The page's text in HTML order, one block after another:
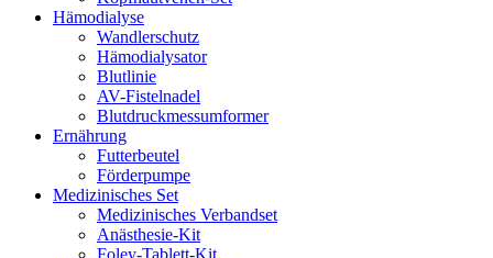
Hämodialyse
Wandlerschutz
Hämodialysator
Blutlinie
AV-Fistelnadel
Blutdruckmessumformer
Ernährung
Futterbeutel
Förderpumpe
Medizinisches Set
Medizinisches Verbandset
Anästhesie-Kit
Foley-Tablett-Kit